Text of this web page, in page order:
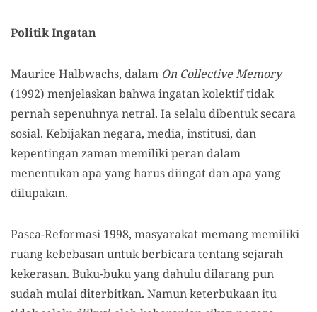
Politik Ingatan
Maurice Halbwachs, dalam On Collective Memory
(1992) menjelaskan bahwa ingatan kolektif tidak
pernah sepenuhnya netral. Ia selalu dibentuk secara
sosial. Kebijakan negara, media, institusi, dan
kepentingan zaman memiliki peran dalam
menentukan apa yang harus diingat dan apa yang
dilupakan.
Pasca-Reformasi 1998, masyarakat memang memiliki
ruang kebebasan untuk berbicara tentang sejarah
kekerasan. Buku-buku yang dahulu dilarang pun
sudah mulai diterbitkan. Namun keterbukaan itu